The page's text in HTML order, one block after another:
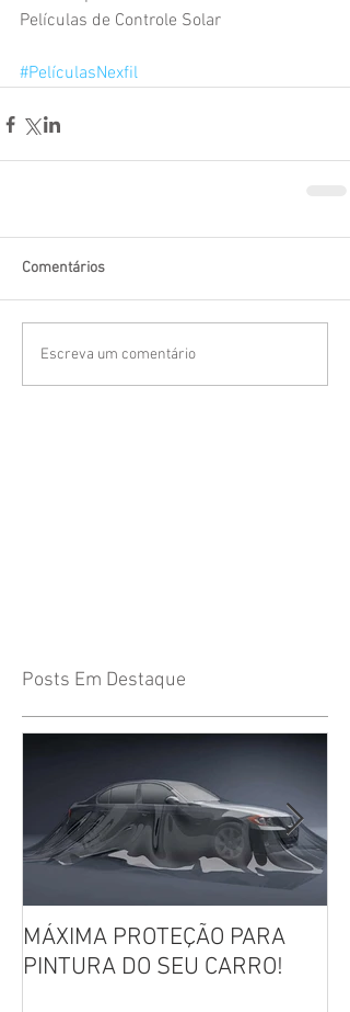
Películas de Controle Solar
#PelículasNexfil
Comentários
Escreva um comentário
Posts Em Destaque
MÁXIMA PROTEÇÃO PARA
PINTURA DO SEU CARRO!